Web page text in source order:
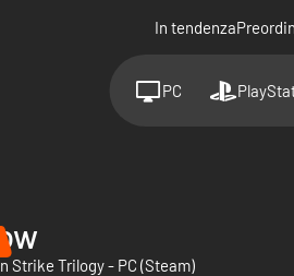
In tendenza
PC
Strike Trilogy - PC (Steam)